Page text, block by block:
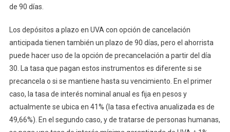
de 90 días.
Los depósitos a plazo en UVA con opción de cancelación
anticipada tienen también un plazo de 90 días, pero el ahorrista
puede hacer uso de la opción de precancelación a partir del día
30. La tasa que pagan estos instrumentos es diferente si se
precancela o si se mantiene hasta su vencimiento. En el primer
caso, la tasa de interés nominal anual es fija en pesos y
actualmente se ubica en 41% (la tasa efectiva anualizada es de
49,66%). En el segundo caso, y de tratarse de personas humanas,